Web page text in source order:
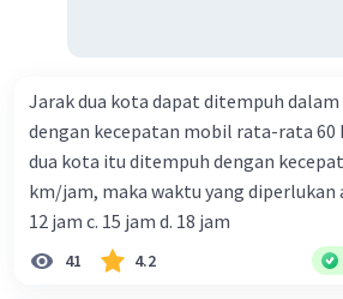
Jarak dua kota dapat ditempuh dalam
dengan kecepatan mobil rata-rata 60
dua kota itu ditempuh dengan
km/jam, maka waktu yang diperlukan adalah
12 jam c. 15 jam d. 18 jam
41 4.2